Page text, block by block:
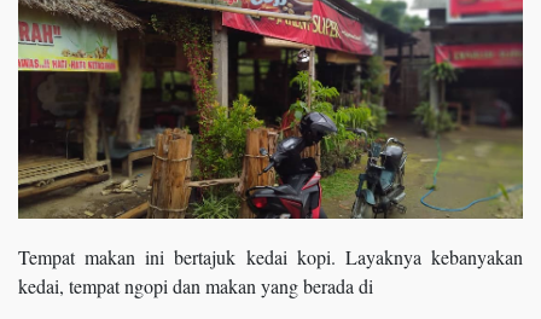
Tempat makan ini bertajuk kedai kopi. Layaknya kebanyakan
kedai, tempat ngopi dan makan yang berada di